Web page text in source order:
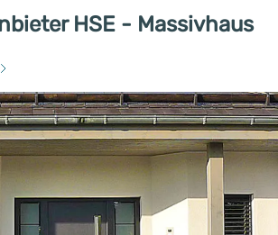
HSE - Massivhaus